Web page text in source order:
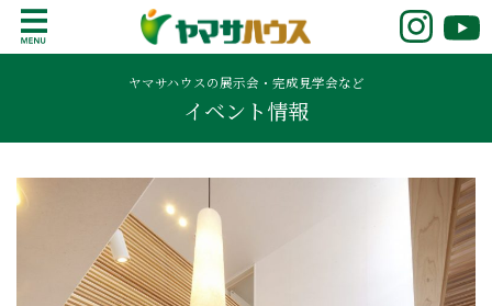
o
鹿児島で注文住宅ならヤマサハウス
新築の注文住宅や建売モデルハウスをお探し
の方はこちら。鹿児島県内で11年連続ナンバ
ーワンの実績を誇る、絆の家でおなじみの
ヤマサハウス。展示場情報や家づくりのこだ
ヤマサハウスの展示会・完成見学会など
イベント情報